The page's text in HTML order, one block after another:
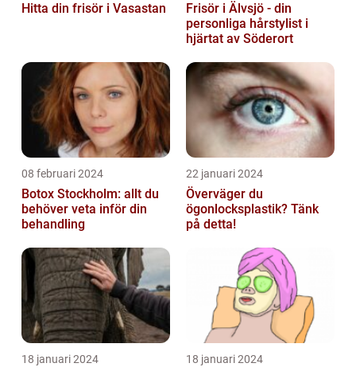
Hitta din frisör i Vasastan
Frisör i Älvsjö - din
personliga hårstylist i
hjärtat av Söderort
08 februari 2024
Botox Stockholm: allt du
behöver veta inför din
behandling
22 januari 2024
Överväger du
ögonlocksplastik? Tänk
på detta!
18 januari 2024 18 januari 2024